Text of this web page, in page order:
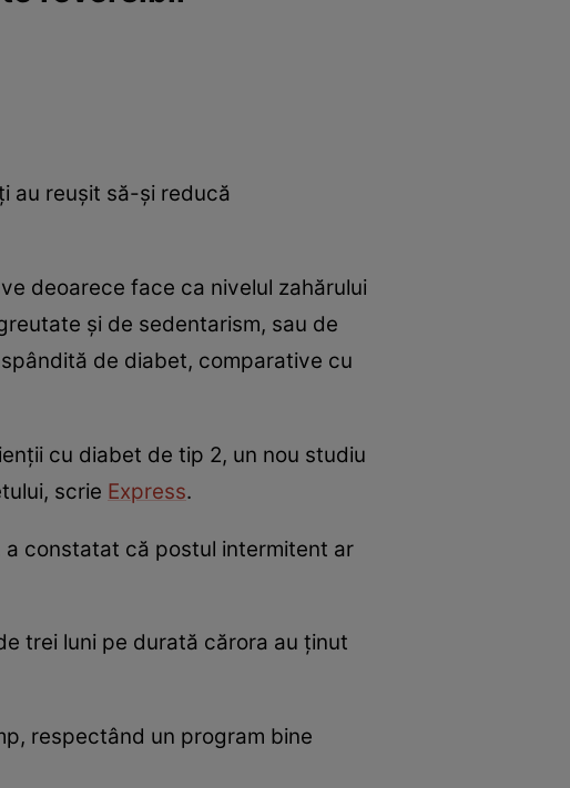
au reușit să-și reducă
deoarece face ca nivelul zahărului
și de sedentarism, sau de
de diabet, comparative cu
cu diabet de tip 2, un nou studiu
scrie Express.
a constatat că postul intermitent ar
trei luni pe durată cărora au ținut
respectând un program bine